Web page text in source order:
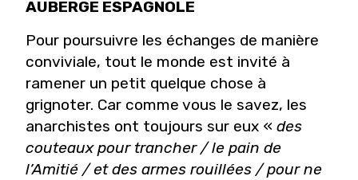
AUBERGE ESPAGNOLE
Pour poursuivre les échanges de manière
conviviale, tout le monde est invité à
ramener un petit quelque chose à
grignoter. Car comme vous le savez, les
anarchistes ont toujours sur eux « des
couteaux pour trancher / le pain de
l’Amitié / et des armes rouillées / pour ne